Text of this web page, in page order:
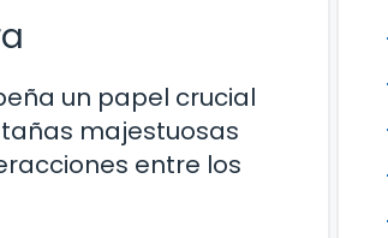
un papel crucial
majestuosas
entre los